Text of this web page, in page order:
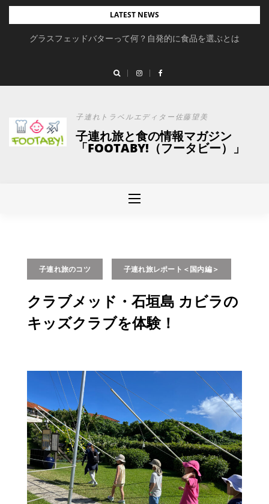
Skip
LATEST NEWS
グラスフェッドバターって何？自発的に食品を選ぶとは
【最新】スタジオアリスの七五三撮影レポート
子連れトラベルエディター佐藤望美
子連れ旅と食の情報マガジン
「FOOTABY!（フータビー）」
子連れ旅のコツ 子連れ旅レポート＜国内編＞
クラブメッド・石垣島 カビラの
キッズクラブを体験！